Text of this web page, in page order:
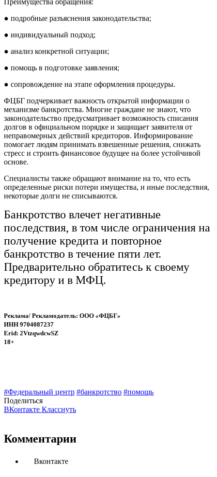
Преимущества обращения:
● подробные разъяснения законодательства;
● индивидуальный подход;
● анализ конкретной ситуации;
● помощь в подготовке заявления;
● сопровождение на этапе оформления процедуры.
ФЦБГ подчеркивает важность открытой информации о
механизме банкротства. Многие граждане не знают, что
законодательство предусматривает возможность списания
долгов в официальном порядке и защищает заявителя от
неправомерных действий кредиторов. Информирование
помогает людям принимать взвешенные решения, снижать
стресс и строить финансовое будущее на более устойчивой
основе.
Специалисты также обращают внимание на то, что есть
определенные риски потери имущества, и иные последствия,
некоторые долги не списываются.
Банкротство влечет негативные
последствия, в том числе ограничения на
получение кредита и повторное
банкротство в течение пяти лет.
Предварительно обратитесь к своему
кредитору и в МФЦ.
Реклама/ Рекламодатель: ООО «ФЦБГ»
ИНН 9704087237
Erid: 2VtzqwdcwSZ
18+
#Федеральный центр #банкротство #помощь
Поделиться
ВКонтакте Класснуть
Комментарии
Вконтакте